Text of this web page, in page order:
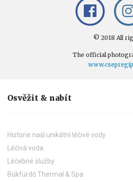
© 2018 All
The official
Osvěžit & nabít
Historie naší unikátní léčivé vody
Léčivá voda
Léčebné služby
Bükfürdő Thermal & Spa